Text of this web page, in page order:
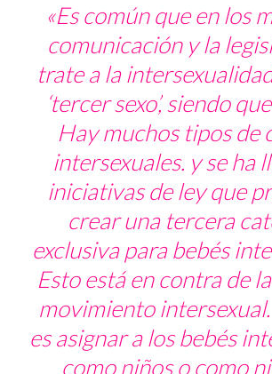
«Es común que en los
comunicación y la
trate a la
‘tercer sexo’, siendo
Hay muchos tipos de
intersexuales. y se ha
iniciativas de ley que
crear una tercera
exclusiva para bebés
Esto estáen contra de
movimiento intersexual
es asignar a los bebés
como niños o como